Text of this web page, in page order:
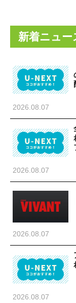
新着ニュー
2026.08.07
2026.08.07
2026.08.07
2026.08.07